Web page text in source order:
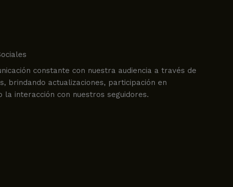
constante con nuestra audiencia a través de
brindando actualizaciones, participación en
la interacción con nuestros seguidores.